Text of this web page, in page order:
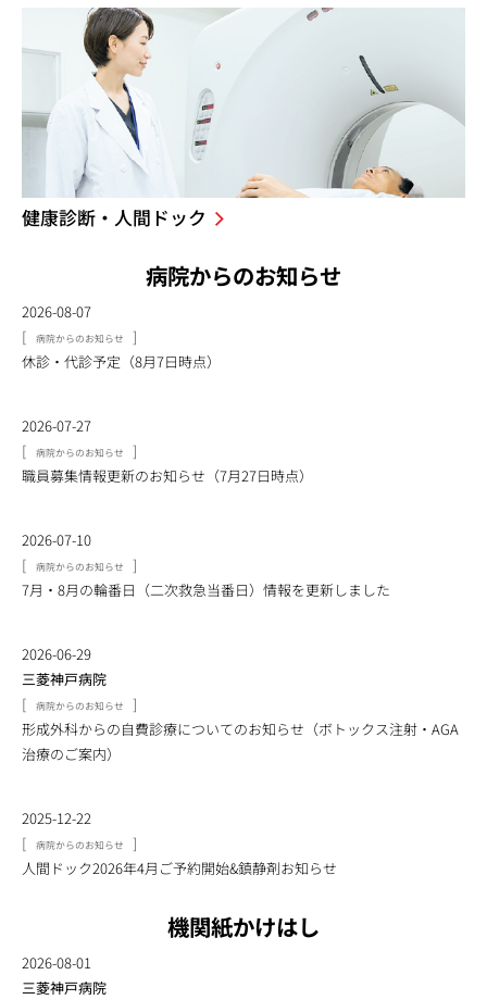
健康診断・人間ドック
病院からのお知らせ
2026-08-07
[
病院からのお知らせ
]
休診・代診予定（8月7日時点）
2026-07-27
[
病院からのお知らせ
]
職員募集情報更新のお知らせ（7月27日時点）
2026-07-10
[
病院からのお知らせ
]
7月・8月の輪番日（二次救急当番日）情報を更新しました
2026-06-29
三菱神戸病院
[
病院からのお知らせ
]
形成外科からの自費診療についてのお知らせ（ボトックス注射・AGA
治療のご案内）
2025-12-22
[
病院からのお知らせ
]
人間ドック2026年4月ご予約開始&鎮静剤お知らせ
機関紙かけはし
2026-08-01
三菱神戸病院